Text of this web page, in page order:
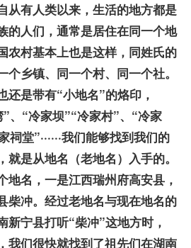
从有人类以来，生活的地方都是
的人们，通常是居住在同一个地
农村基本上也是这样，同姓氏的
个乡镇、同一个村、同一个社。
还是带有“小地名”的烙印，
、“冷家坝”“冷家村”、“冷家
堂”······我们能够找到我们的
是从地名（老地名）入手的。
地名，一是江西瑞州府高安县，
柴冲。经过老地名与现在地名的
新宁县打听“柴冲”这地方时，
我们很快就找到了祖先们在湖南